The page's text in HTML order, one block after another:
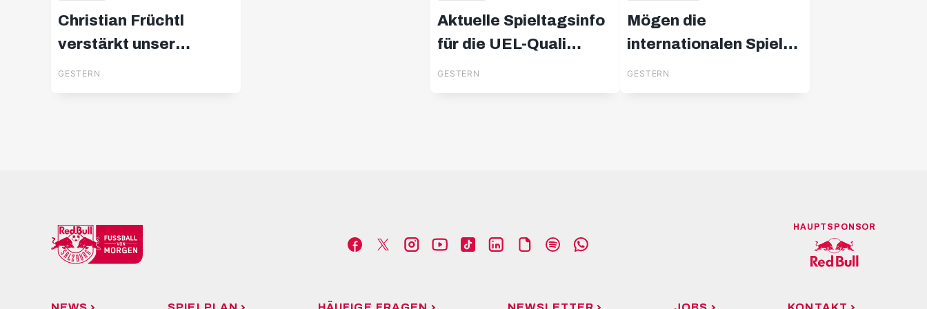
Christian Früchtl
verstärkt unser
Torhüterteam
GESTERN
Aktuelle Spieltagsinfo
für die UEL-Quali
gegen Pafos FC
GESTERN
Mögen die
internationalen Spiele
beginnen
GESTERN
HAUPTSPONSOR